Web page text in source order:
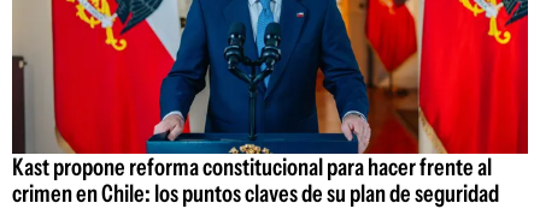
Kast propone reforma constitucional para hacer frente al
crimen en Chile: los puntos claves de su plan de seguridad